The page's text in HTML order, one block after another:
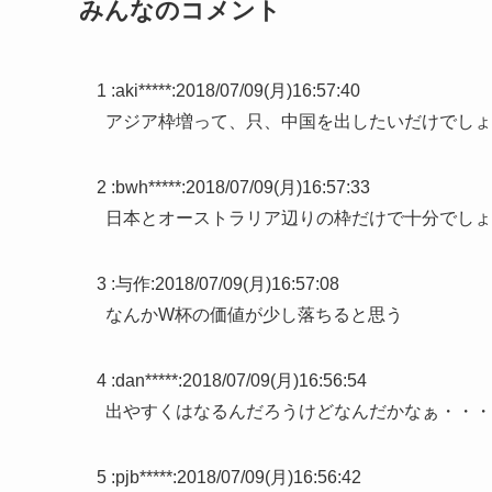
みんなのコメント
1 :aki*****:2018/07/09(月)16:57:40
アジア枠増って、只、中国を出したいだけでし
2 :bwh*****:2018/07/09(月)16:57:33
日本とオーストラリア辺りの枠だけで十分でし
3 :与作:2018/07/09(月)16:57:08
なんかW杯の価値が少し落ちると思う
4 :dan*****:2018/07/09(月)16:56:54
出やすくはなるんだろうけどなんだかなぁ・・・
5 :pjb*****:2018/07/09(月)16:56:42